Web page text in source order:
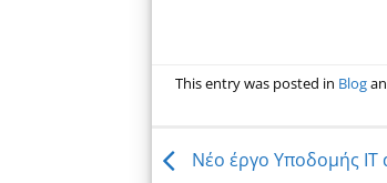
This entry was posted in Blog
Νέο έργο Υποδομής IT